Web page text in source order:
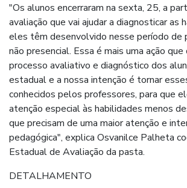
"Os alunos encerraram na sexta, 25, a
avaliação que vai ajudar a diagnosticar as
eles têm desenvolvido nesse período de
não presencial. Essa é mais uma ação
processo avaliativo e diagnóstico dos
estadual e a nossa intenção é tornar
conhecidos pelos professores, para que
atenção especial às habilidades menos
que precisam de uma maior atenção e
pedagógica", explica Osvanilce Palheta
Estadual de Avaliação da pasta.
DETALHAMENTO